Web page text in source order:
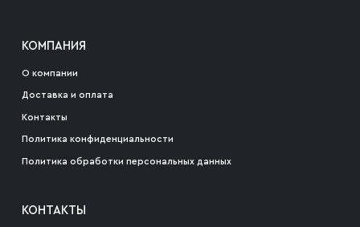
КОМПАНИЯ
О компании
Доставка и оплата
Контакты
Политика конфиденциальности
Политика обработки персональных данных
КОНТАКТЫ